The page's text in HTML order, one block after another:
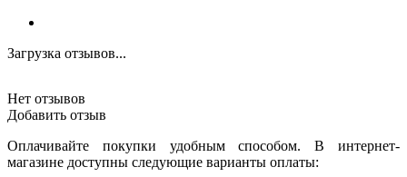
Загрузка отзывов...
Нет отзывов
Добавить отзыв
Оплачивайте покупки удобным способом. В интернет-
магазине доступны следующие варианты оплаты: